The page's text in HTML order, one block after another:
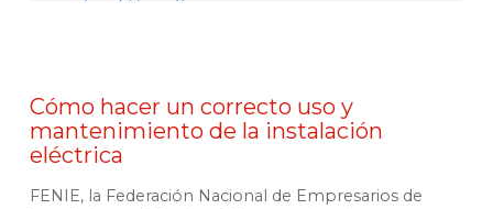
Cómo hacer un correcto uso y
mantenimiento de la instalación
eléctrica
FENIE, la Federación Nacional de Empresarios de